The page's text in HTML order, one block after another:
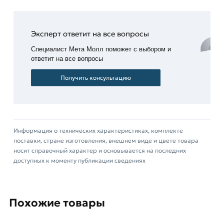
отрезного круга.
Для приобретения данной позиции, кликните
мышкой«Добавить в корзину»
«Быстрый заказ». Также можете купить
позвонив по контактам указанным на сайте.
категорииДиски отрезныедействительны в
Москве и области. Наши профессиональные
менеджеры обработают заказ и свяжутся с Вами
Данний товар от производителя Luga-Abrasiv
Эксперт ответит на все вопросы
Специалист Мета Молл поможет с выбором и
ответит на все вопросы
Получить консультацию
Информация о технических характеристиках, комплекте
поставки, стране изготовления, внешнем виде и цвете товара
носит справочный характер и основывается на последних
доступных к моменту публикации сведениях
Похожие товары